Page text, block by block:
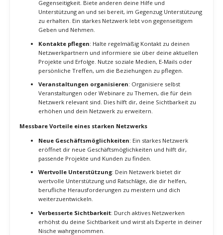
entdecken.
Aktivität in Online-Communitys: Beteilige dich aktiv an
Online-Communitys und Foren, die sich auf deine Nische
spezialisierte Foren bieten zahlreiche Gelegenheiten zum
Austausch mit Gleichgesinnten und zum Aufbau wertvoller
Beziehungen.
Netzwerktreffen und Mastermind-Gruppen
: Organisiere
oder nimm an Netzwerktreffen und Mastermind-Gruppen
teil, in denen du dich regelmäßig mit anderen Freelancern
und Fachleuten austauschen kannst. Diese Gruppen bieten
wertvolle Rückmeldungen erhalten kannst.
Pflege von Kundenbeziehungen
Regelmäßige Kommunikation: Halte regelmäßig Kontakt
zu deinen bestehenden Kunden, auch wenn gerade keine
Projekte anstehen. Sende ihnen Updates zu deinen
Dienstleistungen, nützliche Informationen oder einfach eine
freundliche Nachricht, um die Beziehung zu pflegen.
Exzellenter Kundenservice: Biete immer exzellenten
Kundenservice und gehe auf die Bedürfnisse und Anliegen
deiner Kunden ein. Zufriedene Kunden sind eher bereit,